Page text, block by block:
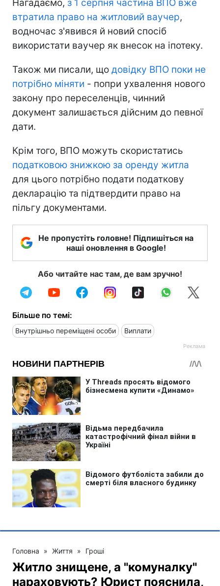
Нагадаємо, з 1 серпня частина ВПО вже
втратила право на житловий ваучер,
водночас з'явився й новий спосіб
використати ваучер як внесок на іпотеку.
Також ми писали, що довідку ВПО поки не
потрібно міняти - попри ухвалення нового
закону про переселенців, чинний
документ залишається дійсним до певної
дати.
Крім того, ВПО можуть скористатись
податковою знижкою за оренду житла
для цього потрібно подати податкову
декларацію та підтвердити право на
пільгу документами.
Не пропустіть головне! Підпишіться на
наші оновлення в Google!
Або читайте нас там, де вам зручно!
Більше по темі:
Внутрішньо переміщені особи Виплати
Головна » Життя » Гроші
Житло знищене, а "комуналку"
нараховують? Юрист пояснила,